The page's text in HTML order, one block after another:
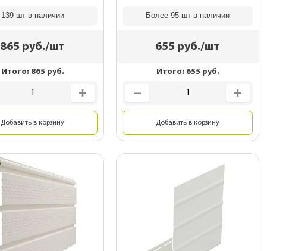
139 шт в наличии
865 руб./шт
Итого: 865руб.
Добавить в корзину
Более 95 шт в наличии
655 руб./шт
Итого: 655руб.
Добавить в корзину